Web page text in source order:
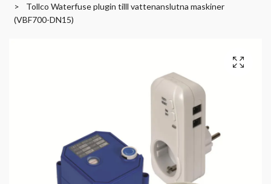
Tollco Waterfuse plugin tilll vattenanslutna maskiner
(VBF700-DN15)